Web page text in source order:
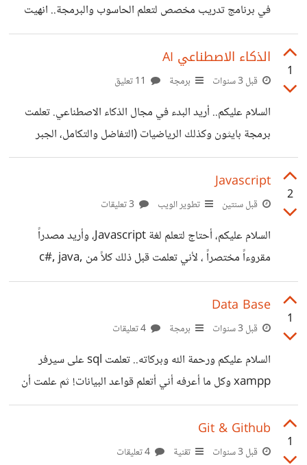
في برنامج تدريب مخصص لتعلم الحاسوب والبرمجة.. انهيت
عدة مساقات اساسية والان علي اختيار التخصص.. ارجو افادتي
بشرح وافي عن كل مجال أو الاشارة الى مصادر وشكرا..
1
الذكاء الاصطناعي AI
قبل 3 سنوات برمجة
السلام عليكم.. أريد البدء في مجال الذكاء الاصطناعي. تعلمت
برمجة بايثون وكذلك الرياضيات (التفاضل والتكامل، الجبر
الخطي، الاحصاء والاحتمالات) من قبل وأحتاج إرشادي في
الموضوع التالي. فأنا لا أعرف سوى أني سأبدأ في الأساسيات
التي ذكرتها أعلاه. أتمنى إرشادي في هذا الموضوع فقد بحثت
2
Javascript
قبل سنتين تطوير الويب
السلام عليكم، أحتاج لتعلم لغة Javascript، وأريد مصدراً
مقروءاً مختصراً ، لأني تعلمت قبل ذلك كلاً من c#, java,
python لذلك أحتاج مصدراً سريعاً لفهم syntax اللغة، وشكراً
مسبقاً.
1
Data Base
قبل 3 سنوات برمجة
السلام عليكم ورحمة الله وبركاته.. تعلمت sql على سيرفر
xampp وكل ما أعرفه أني أتعلم قواعد البيانات! ثم علمت أن
هناك PostgreSQL - MySQL - Oracle وغيرها الكثير.. فماذا
xampp هو mysql ؟
1
Git & Github
قبل 3 سنوات تقنية